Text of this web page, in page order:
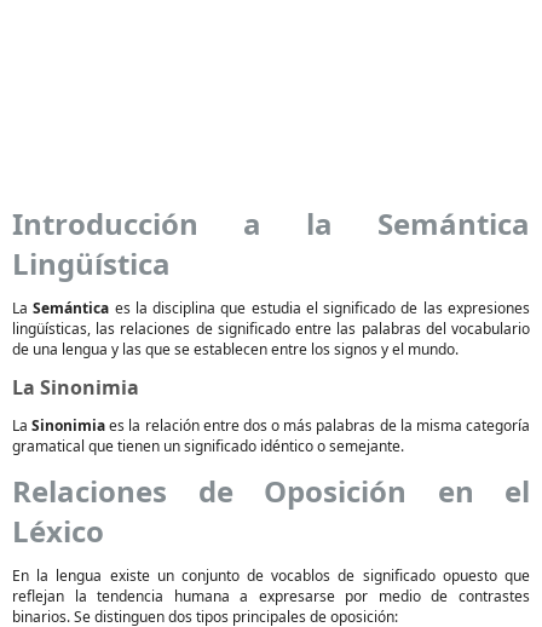
Introducción a la Semántica
Lingüística
LaSemántica es la disciplina que estudia el significado de las expresiones
lingüísticas, las relaciones de significado entre las palabras del vocabulario
de una lengua y las que se establecen entre los signos y el mundo.
La Sinonimia
LaSinonimiaes la relación entre dos o más palabras de la misma categoría
gramatical que tienen un significado idéntico o semejante.
Relaciones de Oposición en el
Léxico
En la lengua existe un conjunto de vocablos de significado opuesto que
reflejan la tendencia humana a expresarse por medio de contrastes
binarios. Se distinguen dos tipos principales de oposición: